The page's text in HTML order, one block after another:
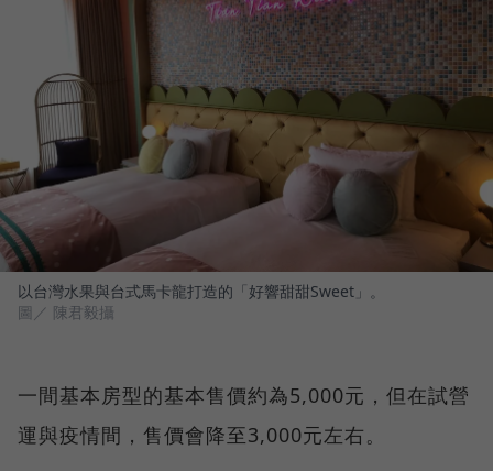
以台灣水果與台式馬卡龍打造的「好響甜甜Sweet」。
圖／ 陳君毅攝
一間基本房型的基本售價約為5,000元，但在試營
運與疫情間，售價會降至3,000元左右。